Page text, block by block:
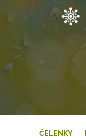
Přeskočit
na
obsah
ČELENKY